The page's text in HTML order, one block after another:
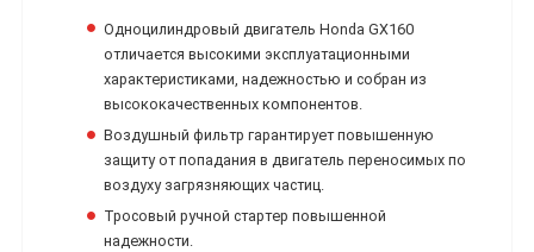
Одноцилиндровый двигатель Honda GX160
отличается высокими эксплуатационными
характеристиками, надежностью и собран из
высококачественных компонентов.
Воздушный фильтр гарантирует повышенную
защиту от попадания в двигатель переносимых по
воздуху загрязняющих частиц.
Тросовый ручной стартер повышенной
надежности.